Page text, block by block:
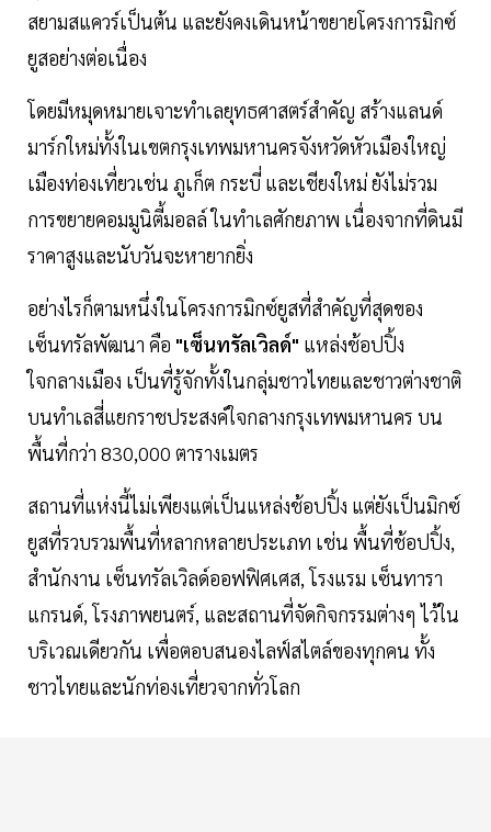
สยามสแควร์เป็นต้น และยังคงเดินหน้าขยายโครงการมิกซ์
ยูสอย่างต่อเนื่อง
โดยมีหมุดหมายเจาะทำเลยุทธศาสตร์สำคัญ สร้างแลนด์
มาร์กใหม่ทั้งในเขตกรุงเทพมหานครจังหวัดหัวเมืองใหญ่
เมืองท่องเที่ยวเช่น ภูเก็ต กระบี่ และเชียงใหม่ ยังไม่รวม
การขยายคอมมูนิตี้มอลล์ ในทำเลศักยภาพ เนื่องจากที่ดินมี
ราคาสูงและนับวันจะหายากยิ่ง
อย่างไรก็ตามหนึ่งในโครงการมิกซ์ยูสที่สำคัญที่สุดของ
เซ็นทรัลพัฒนา คือ "เซ็นทรัลเวิลด์" แหล่งช้อปปิ้ง
ใจกลางเมือง เป็นที่รู้จักทั้งในกลุ่มชาวไทยและชาวต่างชาติ
บนทำเลสี่แยกราชประสงค์ใจกลางกรุงเทพมหานคร บน
พื้นที่กว่า 830,000 ตารางเมตร
สถานที่แห่งนี้ไม่เพียงแต่เป็นแหล่งช้อปปิ้ง แต่ยังเป็นมิกซ์
ยูสที่รวบรวมพื้นที่หลากหลายประเภท เช่น พื้นที่ช้อปปิ้ง,
สำนักงาน เซ็นทรัลเวิลด์ออฟฟิศเศส, โรงแรม เซ็นทารา
แกรนด์, โรงภาพยนตร์, และสถานที่จัดกิจกรรมต่างๆ ไว้ใน
บริเวณเดียวกัน เพื่อตอบสนองไลฟ์สไตล์ของทุกคน ทั้ง
ชาวไทยและนักท่องเที่ยวจากทั่วโลก